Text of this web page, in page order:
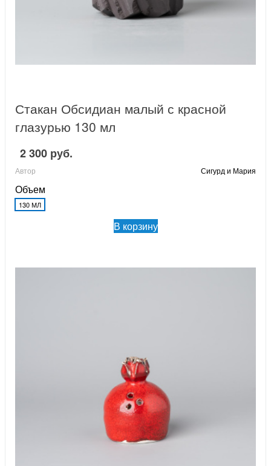
Стакан Обсидиан малый с красной
глазурью 130 мл
2 300 руб.
Автор Сигурд и Мария
Объем
130 МЛ
В корзину